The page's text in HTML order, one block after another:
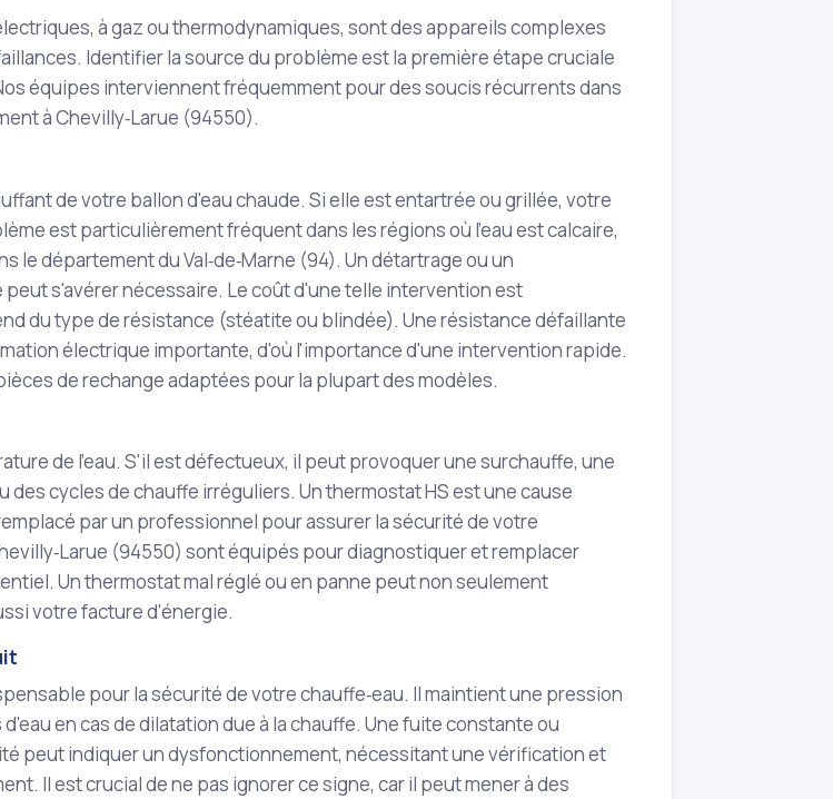
à gaz ou thermodynamiques, sont des appareils complexes
Identifier la source du problème est la première étape cruciale
équipes interviennent fréquemment pour des soucis récurrents dans
à Chevilly‑Larue (94550).
de votre ballon d'eau chaude. Si elle est entartrée ou grillée, votre
est particulièrement fréquent dans les régions où l'eau est calcaire,
le département du Val‑de‑Marne (94). Un détartrage ou un
s'avérer nécessaire. Le coût d'une telle intervention est
du type de résistance (stéatite ou blindée). Une résistance défaillante
électrique importante, d'où l'importance d'une intervention rapide.
de rechange adaptées pour la plupart des modèles.
de l'eau. S'il est défectueux, il peut provoquer une surchauffe, une
des cycles de chauffe irréguliers. Un thermostat HS est une cause
par un professionnel pour assurer la sécurité de votre
(94550) sont équipés pour diagnostiquer et remplacer
Un thermostat mal réglé ou en panne peut non seulement
votre facture d'énergie.
pour la sécurité de votre chauffe‑eau. Il maintient une pression
en cas de dilatation due à la chauffe. Une fuite constante ou
peut indiquer un dysfonctionnement, nécessitant une vérification et
Il est crucial de ne pas ignorer ce signe, car il peut mener à des